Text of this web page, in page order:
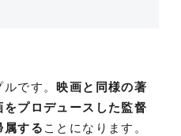
です。 映画と同様の著
プロデュースした監督
属する ことになります。